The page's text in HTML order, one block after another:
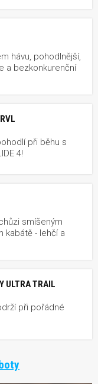
hávu, pohodlnější,
a bezkonkurenční
při běhu s
4!
smíšeným
kabátě - lehčí a
ULTRA TRAIL
při pořádné